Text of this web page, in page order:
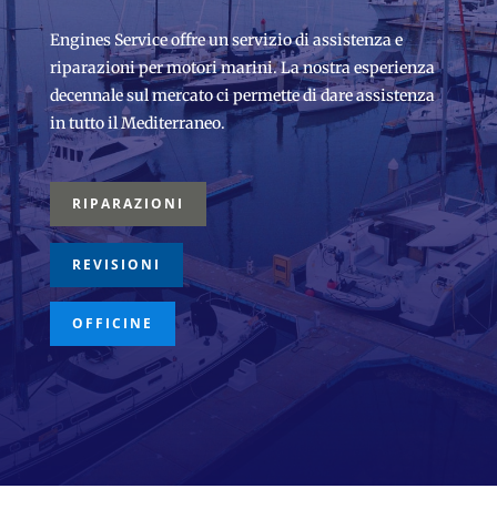
Engines Service offre un servizio di assistenza e
riparazioni per motori marini. La nostra esperienza
decennale sul mercato ci permette di dare assistenza
in tutto il Mediterraneo.
RIPARAZIONI
REVISIONI
OFFICINE